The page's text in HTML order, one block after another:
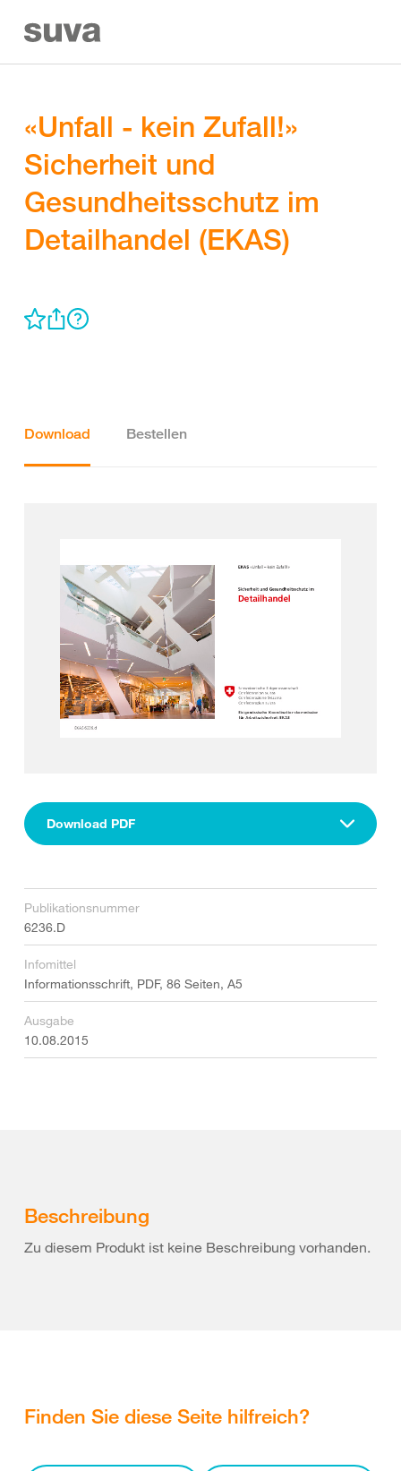
«Unfall - kein Zufall!»
Sicherheit und
Gesundheitsschutz im
Detailhandel (EKAS)
Download Bestellen
Download PDF
Publikationsnummer
6236.D
Infomittel
Informationsschrift, PDF, 86 Seiten, A5
Ausgabe
10.08.2015
Beschreibung
Zu diesem Produkt ist keine Beschreibung vorhanden.
Finden Sie diese Seite hilfreich?